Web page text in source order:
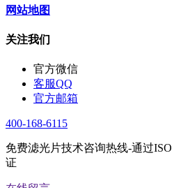
网站地图
关注我们
官方微信
客服QQ
官方邮箱
400-168-6115
免费滤光片技术咨询热线-通过
证